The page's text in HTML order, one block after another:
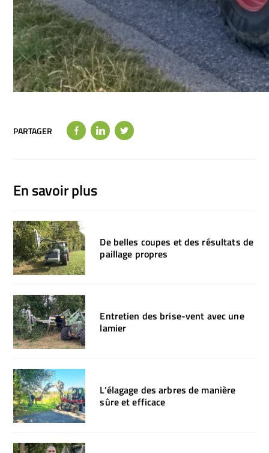
PARTAGER
En savoir plus
De belles coupes et des résultats de
paillage propres
Entretien des brise-vent avec une
lamier
L’élagage des arbres de manière
sûre et efficace